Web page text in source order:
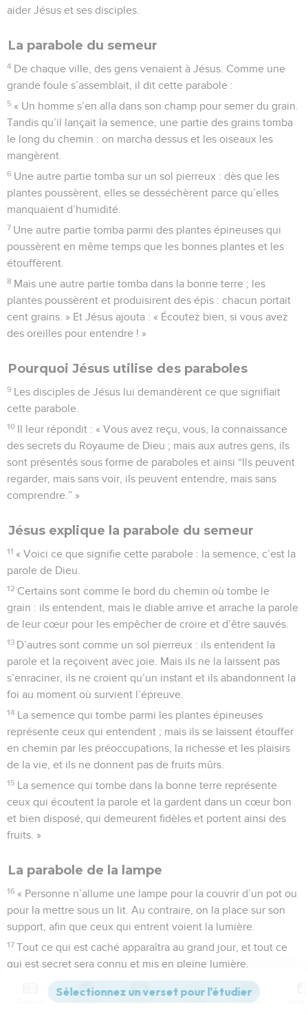
aider Jésus et ses disciples.
La parabole du semeur
4 De chaque ville, des gens venaient à Jésus. Comme une
grande foule s’assemblait, il dit cette parabole :
5 « Un homme s’en alla dans son champ pour semer du grain.
Tandis qu’il lançait la semence, une partie des grains tomba
le long du chemin : on marcha dessus et les oiseaux les
mangèrent.
6 Une autre partie tomba sur un sol pierreux : dès que les
plantes poussèrent, elles se desséchèrent parce qu’elles
manquaient d’humidité.
7 Une autre partie tomba parmi des plantes épineuses qui
poussèrent en même temps que les bonnes plantes et les
étouffèrent.
8 Mais une autre partie tomba dans la bonne terre ; les
plantes poussèrent et produisirent des épis : chacun portait
cent grains. » Et Jésus ajouta : « Écoutez bien, si vous avez
des oreilles pour entendre ! »
Pourquoi Jésus utilise des paraboles
9 Les disciples de Jésus lui demandèrent ce que signifiait
cette parabole.
10 Il leur répondit : « Vous avez reçu, vous, la connaissance
des secrets du Royaume de Dieu ; mais aux autres gens, ils
sont présentés sous forme de paraboles et ainsi “Ils peuvent
regarder, mais sans voir, ils peuvent entendre, mais sans
comprendre.” »
Jésus explique la parabole du semeur
11 « Voici ce que signifie cette parabole : la semence, c’est la
parole de Dieu.
12 Certains sont comme le bord du chemin où tombe le
grain : ils entendent, mais le diable arrive et arrache la parole
de leur cœur pour les empêcher de croire et d’être sauvés.
13 D’autres sont comme un sol pierreux : ils entendent la
parole et la reçoivent avec joie. Mais ils ne la laissent pas
s’enraciner, ils ne croient qu’un instant et ils abandonnent la
foi au moment où survient l’épreuve.
14 La semence qui tombe parmi les plantes épineuses
représente ceux qui entendent ; mais ils se laissent étouffer
en chemin par les préoccupations, la richesse et les plaisirs
de la vie, et ils ne donnent pas de fruits mûrs.
15 La semence qui tombe dans la bonne terre représente
ceux qui écoutent la parole et la gardent dans un cœur bon
et bien disposé, qui demeurent fidèles et portent ainsi des
fruits. »
La parabole de la lampe
16 « Personne n’allume une lampe pour la couvrir d’un pot ou
pour la mettre sous un lit. Au contraire, on la place sur son
support, afin que ceux qui entrent voient la lumière.
17 Tout ce qui est caché apparaîtra au grand jour, et tout ce
qui est secret sera connu et mis en pleine lumière.
Faites attention à la manière dont vous écoutez ! Car celui
qui a quelque chose recevra davantage ; mais à celui qui n’a
Versions Commentaires Strong